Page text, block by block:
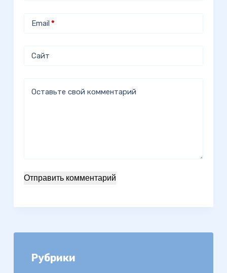
Email*
Сайт
Оставьте свой комментарий
Отправить комментарий
Рубрики